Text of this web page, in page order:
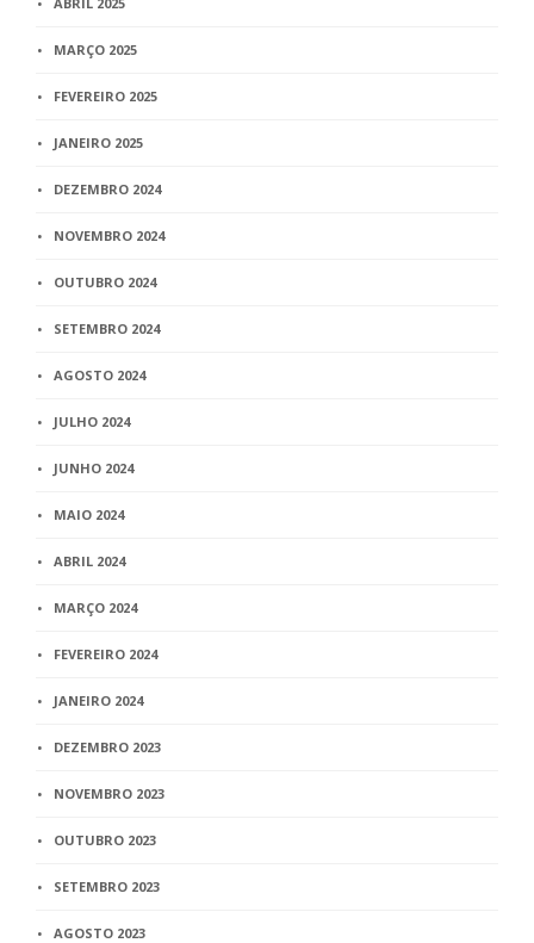
MARÇO 2025
FEVEREIRO 2025
JANEIRO 2025
DEZEMBRO 2024
NOVEMBRO 2024
OUTUBRO 2024
SETEMBRO 2024
AGOSTO 2024
JULHO 2024
JUNHO 2024
MAIO 2024
ABRIL 2024
MARÇO 2024
FEVEREIRO 2024
JANEIRO 2024
DEZEMBRO 2023
NOVEMBRO 2023
OUTUBRO 2023
SETEMBRO 2023
AGOSTO 2023